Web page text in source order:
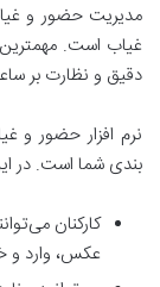
مدیریت حضور و
غیاب است.
دقیق و نظارت بر
نرم افزار حضور و
بندی شما است. در
عکس، وارد و